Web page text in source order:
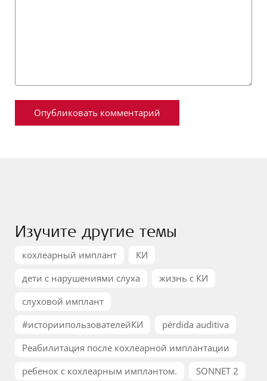
Изучите другие темы
кохлеарный имплант
КИ
дети с нарушениями слуха
жизнь с КИ
слуховой имплант
#историипользователейКИ
pérdida auditiva
Реабилитация после кохлеарной имплантации
ребенок с кохлеарным имплантом.
SONNET 2